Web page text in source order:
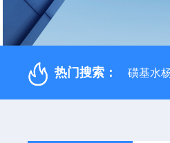
热门搜索： 磺基水